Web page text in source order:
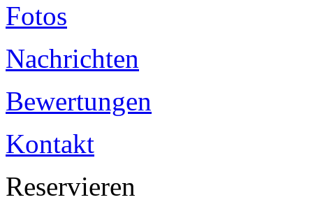
Fotos
Nachrichten
Bewertungen
Kontakt
Reservieren